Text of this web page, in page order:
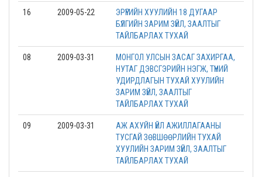
16 2009-05-22
ЭРҮҮГИЙН ХУУЛИЙН 18 ДУГААР
БҮЛГИЙН ЗАРИМ ЗҮЙЛ, ЗААЛТЫГ
ТАЙЛБАРЛАХ ТУХАЙ
08 2009-03-31
МОНГОЛ УЛСЫН ЗАСАГ ЗАХИРГАА,
НУТАГ ДЭВСГЭРИЙН НЭГЖ, ТҮҮНИЙ
УДИРДЛАГЫН ТУХАЙ ХУУЛИЙН
ЗАРИМ ЗҮЙЛ, ЗААЛТЫГ
ТАЙЛБАРЛАХ ТУХАЙ
09 2009-03-31
АЖ АХУЙН ҮЙЛ АЖИЛЛАГААНЫ
ТУСГАЙ ЗӨВШӨӨРЛИЙН ТУХАЙ
ХУУЛИЙН ЗАРИМ ЗҮЙЛ, ЗААЛТЫГ
ТАЙЛБАРЛАХ ТУХАЙ